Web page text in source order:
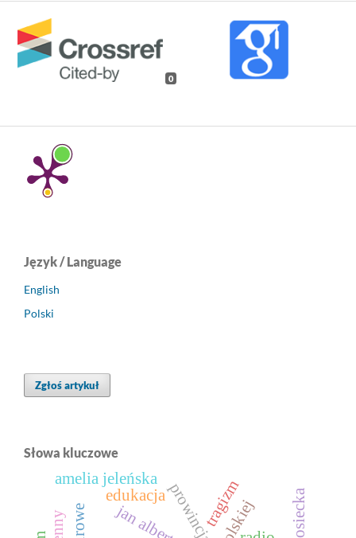
0
Język / Language
English
Polski
Zgłoś artykuł
Słowa kluczowe
prowincja
edukacja tragizm
amelia jeleńska